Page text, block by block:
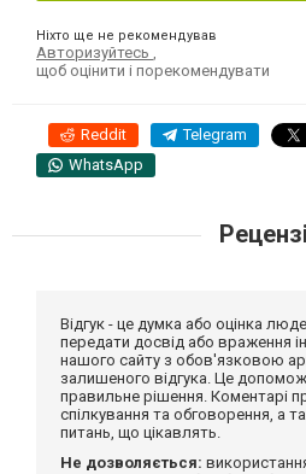
Ніхто ще не рекомендував
Авторизуйтесь
щоб оцінити і порекомендувати
Reddit Telegram
WhatsApp
Відгук - це думка або оцінка
передати досвід або враження
нашого сайту з обов'язковою
залишеного відгука. Це
правильне рішення. Коментарі
спілкування та обговорення, а
питань, що цікавлять.
Не дозволяється: